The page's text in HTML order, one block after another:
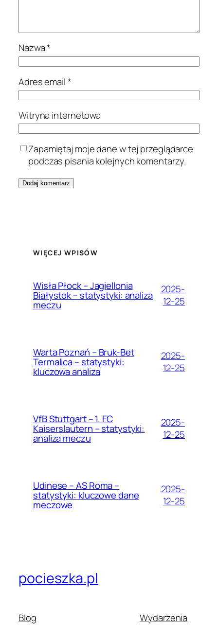
Nazwa*
Adres email*
Witryna internetowa
Zapamiętaj moje dane w tej przeglądarce
podczas pisania kolejnych komentarzy.
WIĘCEJ WPISÓW
Wisła Płock – Jagiellonia
Białystok – statystyki: analiza
meczu
2025-
12-25
Warta Poznań – Bruk-Bet
Termalica – statystyki:
kluczowa analiza
2025-
12-25
VfB Stuttgart – 1. FC
Kaiserslautern – statystyki:
analiza meczu
2025-
12-25
Udinese – AS Roma –
statystyki: kluczowe dane
meczowe
2025-
12-25
pocieszka.pl
Blog
Wydarzenia